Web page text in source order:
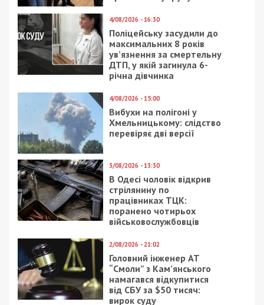
“Отнеситесь к водителям общественного транспорта
с пониманием, они такие же обычные люди, которые
самоотверженно с 4 утра пытаются вас отвезти к
месту назначения”, – призывает Тонконогий.
Блогер Вячеслав Поездник, в свою очередь,
добрее и подвозить замерзших днепрян,
которые не могут добраться на работу.